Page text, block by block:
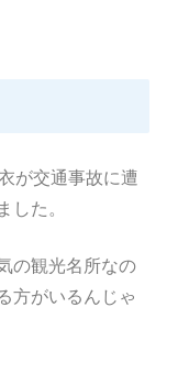
が交通事故に遭
した。
の観光名所なの
方がいるんじゃ